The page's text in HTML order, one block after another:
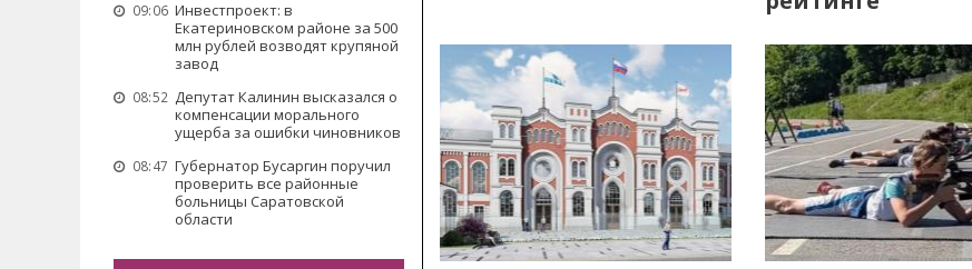
09:06 Инвестпроект: в
Екатериновском районе за 500
млн рублей возводят крупяной
завод
08:52 Депутат Калинин высказался о
компенсации морального
ущерба за ошибки чиновников
08:47 Губернатор Бусаргин поручил
проверить все районные
больницы Саратовской
области